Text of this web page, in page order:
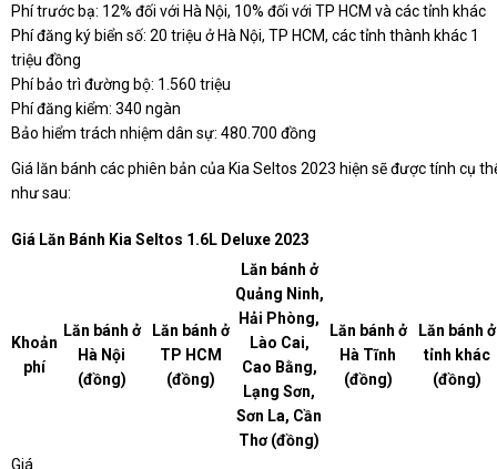
Phí trước bạ: 12% đối với Hà Nội, 10% đối với TP HCM và các tỉnh khác
Phí đăng ký biển số: 20 triệu ở Hà Nội, TP HCM, các tỉnh thành khác 1
triệu đồng
Phí bảo trì đường bộ: 1.560 triệu
Phí đăng kiểm: 340 ngàn
Bảo hiểm trách nhiệm dân sự: 480.700 đồng
Giá lăn bánh các phiên bản của Kia Seltos 2023 hiện sẽ được tính cụ
như sau:
Giá Lăn Bánh Kia Seltos 1.6L Deluxe 2023
Khoản
phí
Lăn bánh ở
Hà Nội
(đồng)
Lăn bánh ở
TP HCM
(đồng)
Lăn bánh ở
Quảng Ninh,
Hải Phòng,
Lào Cai,
Cao Bằng,
Lạng Sơn,
Sơn La, Cần
Thơ (đồng)
Lăn bánh ở
Hà Tĩnh
(đồng)
Lăn bánh ở
tỉnh khác
(đồng)
Giá